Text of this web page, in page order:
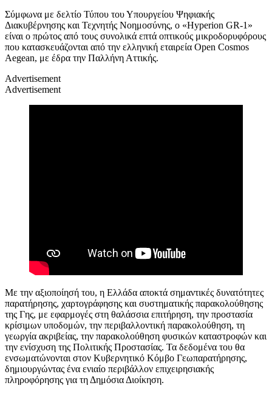
Σύμφωνα με δελτίο Τύπου του Υπουργείου Ψηφιακής
Διακυβέρνησης και Τεχνητής Νοημοσύνης, ο «Hyperion GR-1»
είναι ο πρώτος από τους συνολικά επτά οπτικούς μικροδορυφόρους
που κατασκευάζονται από την ελληνική εταιρεία Open Cosmos
Aegean, με έδρα την Παλλήνη Αττικής.
Advertisement
Advertisement
Με την αξιοποίησή του, η Ελλάδα αποκτά σημαντικές δυνατότητες
παρατήρησης, χαρτογράφησης και συστηματικής παρακολούθησης
της Γης, με εφαρμογές στη θαλάσσια επιτήρηση, την προστασία
κρίσιμων υποδομών, την περιβαλλοντική παρακολούθηση, τη
γεωργία ακριβείας, την παρακολούθηση φυσικών καταστροφών και
την ενίσχυση της Πολιτικής Προστασίας. Τα δεδομένα του θα
ενσωματώνονται στον Κυβερνητικό Κόμβο Γεωπαρατήρησης,
δημιουργώντας ένα ενιαίο περιβάλλον επιχειρησιακής
πληροφόρησης για τη Δημόσια Διοίκηση.